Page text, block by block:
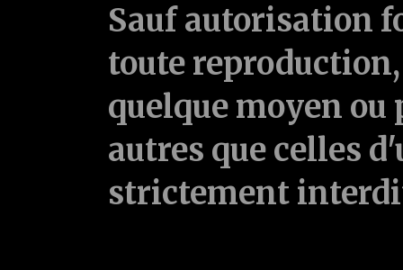
Sauf autorisation
toute
quelque moyen ou
autres que celles
strictement